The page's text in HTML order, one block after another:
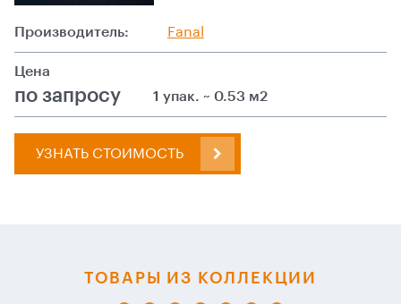
Производитель: Fanal
Цена
по запросу 1 упак. ~ 0.53 м2
УЗНАТЬ СТОИМОСТЬ
ТОВАРЫ ИЗ КОЛЛЕКЦИИ